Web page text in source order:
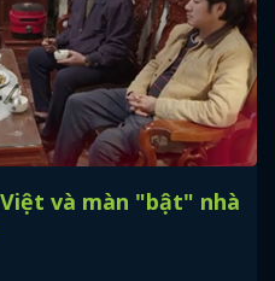
và màn "bật" nhà